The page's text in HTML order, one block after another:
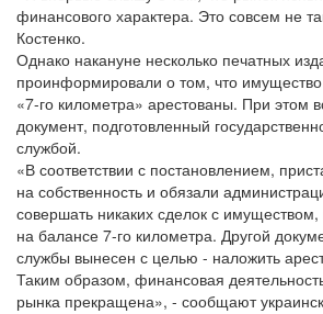
финансового характера. Это совсем не
Костенко.
Однако накануне несколько печатных
проинформировали о том, что имущество
«7-го километра» арестованы. При этом
документ, подготовленный
службой.
«В соответствии с постановлением,
на собственность и обязали
совершать никаких сделок с имуществом,
на балансе 7-го километра. Другой
службы вынесен с целью - наложить
Таким образом, финансовая
рынка прекращена», - сообщают